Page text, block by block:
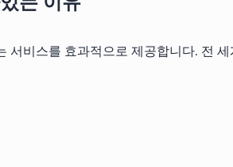
비스를 효과적으로 제공합니다. 전